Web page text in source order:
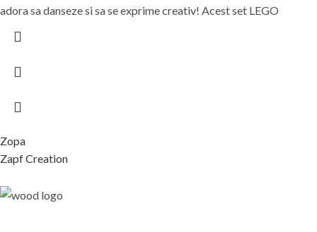
adora sa danseze si sa se exprime creativ! Acest set LEGO
Zopa
Zapf Creation